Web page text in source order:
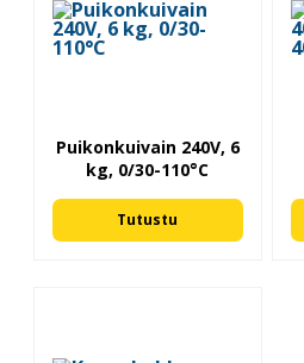
Puikonkuivain 240V, 6
kg, 0/30-110°C
Tutustu